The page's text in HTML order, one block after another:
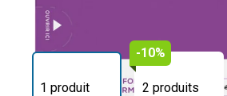
1 produit
-10%
2 produits